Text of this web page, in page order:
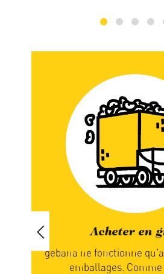
de grands
Chez nous,
quand vous